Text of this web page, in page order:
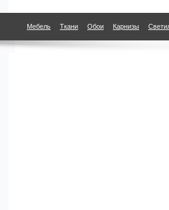
Мебель Ткани Обои Карнизы